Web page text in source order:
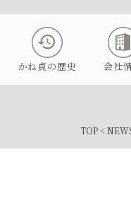
かね貞の歴史 会社
TOP <